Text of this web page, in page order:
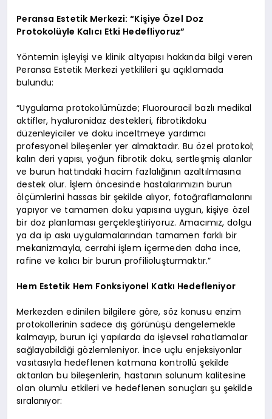
Peransa Estetik Merkezi: “Kişiye Özel Doz
Protokolüyle Kalıcı Etki Hedefliyoruz”
Yöntemin işleyişi ve klinik altyapısı hakkında bilgi veren
Peransa Estetik Merkezi yetkilileri şu açıklamada
bulundu:
“Uygulama protokolümüzde; Fluorouracil bazlı medikal
aktifler, hyaluronidaz destekleri, fibrotikdoku
düzenleyiciler ve doku inceltmeye yardımcı
profesyonel bileşenler yer almaktadır. Bu özel protokol;
kalın deri yapısı, yoğun fibrotik doku, sertleşmiş alanlar
ve burun hattındaki hacim fazlalığının azaltılmasına
destek olur. İşlem öncesinde hastalarımızın burun
ölçümlerini hassas bir şekilde alıyor, fotoğraflamalarını
yapıyor ve tamamen doku yapısına uygun, kişiye özel
bir doz planlaması gerçekleştiriyoruz. Amacımız, dolgu
ya da ip askı uygulamalarından tamamen farklı bir
mekanizmayla, cerrahi işlem içermeden daha ince,
rafine ve kalıcı bir burun profilioluşturmaktır.”
Hem Estetik Hem Fonksiyonel Katkı Hedefleniyor
Merkezden edinilen bilgilere göre, söz konusu enzim
protokollerinin sadece dış görünüşü dengelemekle
kalmayıp, burun içi yapılarda da işlevsel rahatlamalar
sağlayabildiği gözlemleniyor. İnce uçlu enjeksiyonlar
vasıtasıyla hedeflenen katmana kontrollü şekilde
aktarılan bu bileşenlerin, hastanın solunum kalitesine
olan olumlu etkileri ve hedeflenen sonuçları şu şekilde
sıralanıyor: